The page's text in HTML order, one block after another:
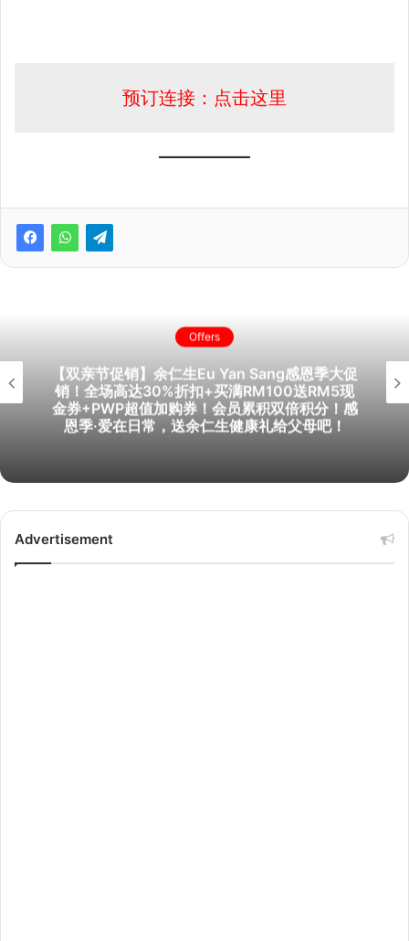
预订连接：点击这里
Offers
【双亲节促销】余仁生Eu Yan Sang感恩季大促
销！全场高达30%折扣+买满RM100送RM5现
金券+PWP超值加购券！会员累积双倍积分！感
恩季·爱在日常，送余仁生健康礼给父母吧！
Advertisement